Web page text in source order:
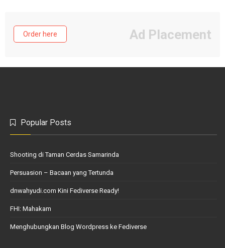
Order here Ad Placement
Popular Posts
Shooting di Taman Cerdas Samarinda
Persuasion – Bacaan yang Tertunda
dnwahyudi.com Kini Fediverse Ready!
FHI: Mahakam
Menghubungkan Blog Wordpress ke Fediverse